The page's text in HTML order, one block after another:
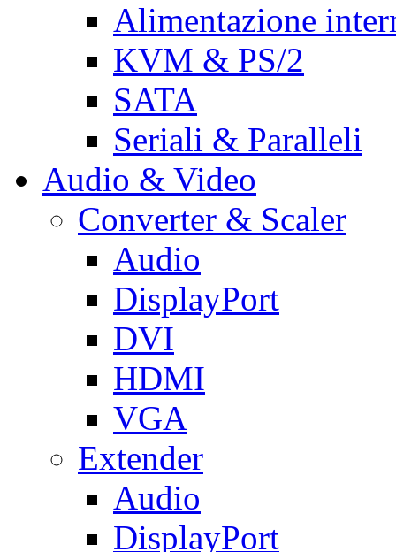
Alimentazione
KVM & PS/2
SATA
Seriali & Paralleli
Audio & Video
Converter & Scaler
Audio
DisplayPort
DVI
HDMI
VGA
Extender
Audio
DisplayPort